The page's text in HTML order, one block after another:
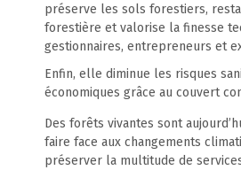
préserve les sols forestiers,
forestière et valorise la finesse
gestionnaires, entrepreneurs et
Enfin, elle diminue les risques
économiques grâce au couvert
Des forêts vivantes sont
faire face aux changements
préserver la multitude de